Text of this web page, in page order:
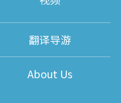
翻译导游
About Us